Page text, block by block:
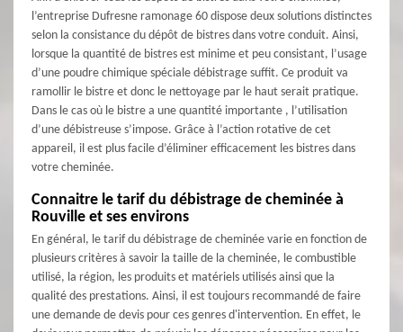
l’entreprise Dufresne ramonage 60 dispose deux solutions distinctes
selon la consistance du dépôt de bistres dans votre conduit. Ainsi,
lorsque la quantité de bistres est minime et peu consistant, l’usage
d’une poudre chimique spéciale débistrage suffit. Ce produit va
ramollir le bistre et donc le nettoyage par le haut serait pratique.
Dans le cas où le bistre a une quantité importante , l’utilisation
d’une débistreuse s’impose. Grâce à l’action rotative de cet
appareil, il est plus facile d’éliminer efficacement les bistres dans
votre cheminée.
Connaitre le tarif du débistrage de cheminée à
Rouville et ses environs
En général, le tarif du débistrage de cheminée varie en fonction de
plusieurs critères à savoir la taille de la cheminée, le combustible
utilisé, la région, les produits et matériels utilisés ainsi que la
qualité des prestations. Ainsi, il est toujours recommandé de faire
une demande de devis pour ces genres d'intervention. En effet, le